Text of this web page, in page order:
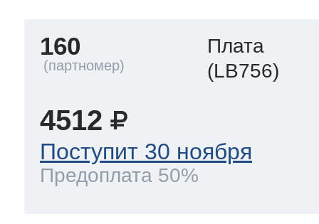
160
Плата
(LB756)
4512
Поступит 30 ноября
Предоплата 50%